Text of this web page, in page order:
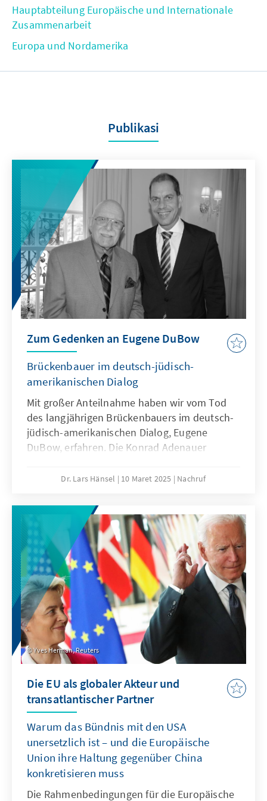
Hauptabteilung Europäische und Internationale
Zusammenarbeit
Europa und Nordamerika
Publikasi
Zum Gedenken an Eugene DuBow
Brückenbauer im deutsch-jüdisch-
amerikanischen Dialog
Mit großer Anteilnahme haben wir vom Tod
des langjährigen Brückenbauers im deutsch-
jüdisch-amerikanischen Dialog, Eugene
DuBow, erfahren. Die Konrad Adenauer
verbunden im Rahmen des KAS-AJC
bestand. Eugen Dubow hatte dieses
Programm mit aufgebaut und über
Jahrzehnte mit geprägt.
Dr. Lars Hänsel 10 Maret 2025 Nachruf
Yves Herman, Reuters
Die EU als globaler Akteur und
transatlantischer Partner
Warum das Bündnis mit den USA
unersetzlich ist – und die Europäische
Union ihre Haltung gegenüber China
konkretisieren muss
Die Rahmenbedingungen für die Europäische